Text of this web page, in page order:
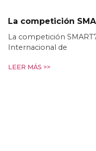
La competición
La competición
Internacional de
LEER MÁS >>